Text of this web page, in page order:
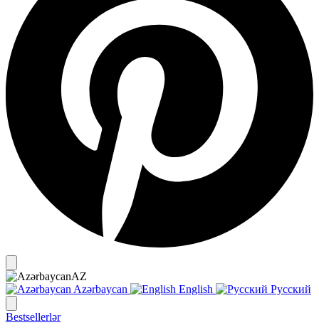
AZ
Azərbaycan
English Русский
Bestsellerlər